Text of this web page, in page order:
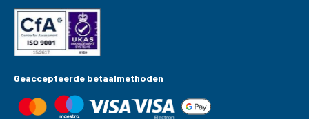
Geaccepteerde betaalmethoden